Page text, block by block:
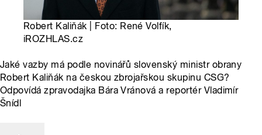
Robert Kaliňák | Foto: René Volfík,
iROZHLAS.cz
Jaké vazby má podle novinářů slovenský ministr obrany
Robert Kaliňák na českou zbrojařskou skupinu CSG?
Odpovídá zpravodajka Bára Vránová a reportér Vladimír
Šnídl